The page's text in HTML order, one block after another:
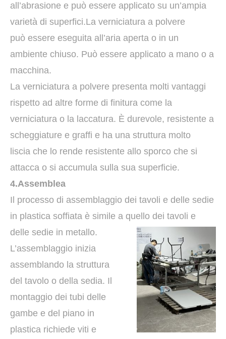
all’abrasione e può essere applicato su un’ampia
varietà di superfici.La verniciatura a polvere
può essere eseguita all’aria aperta o in un
ambiente chiuso. Può essere applicato a mano o a
macchina.
La verniciatura a polvere presenta molti vantaggi
rispetto ad altre forme di finitura come la
verniciatura o la laccatura. È durevole, resistente a
scheggiature e graffi e ha una struttura molto
liscia che lo rende resistente allo sporco che si
attacca o si accumula sulla sua superficie.
4.Assemblea
Il processo di assemblaggio dei tavoli e delle sedie
in plastica soffiata è simile a quello dei tavoli e
delle sedie in metallo.
L’assemblaggio inizia
assemblando la struttura
del tavolo o della sedia. Il
montaggio dei tubi delle
gambe e del piano in
plastica richiede viti e